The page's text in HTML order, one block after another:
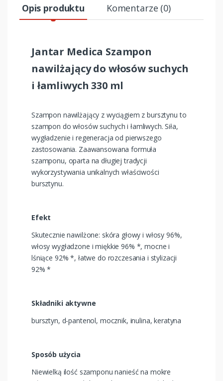
Opis produktu Komentarze (0)
Jantar Medica Szampon
nawilżający do włosów suchych
i łamliwych 330 ml
Szampon nawilżający z wyciągiem z bursztynu to
szampon do włosów suchych i łamliwych. Siła,
wygładzenie i regeneracja od pierwszego
zastosowania. Zaawansowana formuła
szamponu, oparta na długiej tradycji
wykorzystywania unikalnych właściwości
bursztynu.
Efekt
Skutecznie nawilżone: skóra głowy i włosy 96%,
włosy wygładzone i miękkie 96% *, mocne i
lśniące 92% *, łatwe do rozczesania i stylizacji
92% *
Składniki aktywne
bursztyn, d-pantenol, mocznik, inulina, keratyna
Sposób użycia
Niewielką ilość szamponu nanieść na mokre